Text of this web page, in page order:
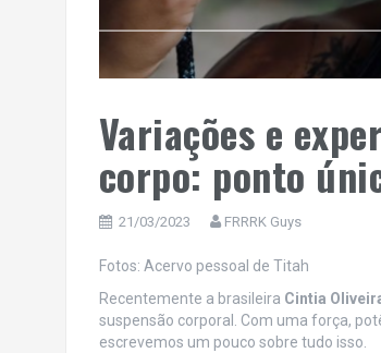
Variações e
corpo: ponto
21/03/2023 FRRRK Guys
Fotos: Acervo pessoal de Titah
Recentemente a brasileira Cintia
suspensão corporal. Com uma força,
escrevemos um pouco sobre tudo isso.